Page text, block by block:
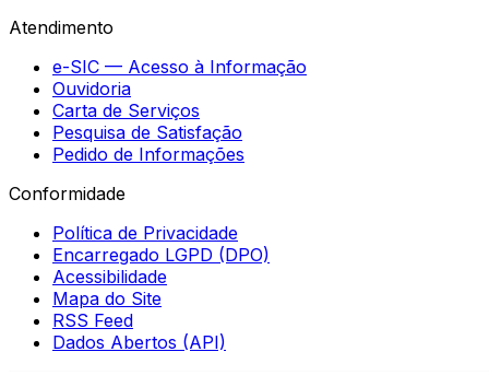
Atendimento
e-SIC — Acesso à Informação
Ouvidoria
Carta de Serviços
Pesquisa de Satisfação
Pedido de Informações
Conformidade
Política de Privacidade
Encarregado LGPD (DPO)
Acessibilidade
Mapa do Site
RSS Feed
Dados Abertos (API)